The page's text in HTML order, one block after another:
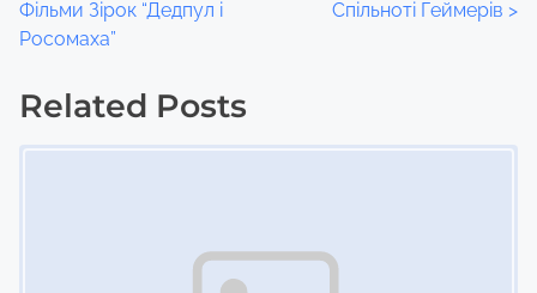
o
s
t
Фільми Зірок “Дедпул і
Росомаха”
Спільноті Геймерів >
Related Posts